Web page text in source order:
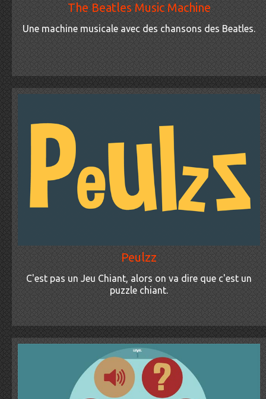
The Beatles Music Machine
Une machine musicale avec des chansons des Beatles.
Peulzz
C'est pas un Jeu Chiant, alors on va dire que c'est un
puzzle chiant.